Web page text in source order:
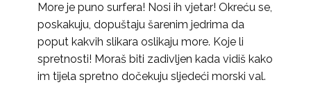
More je puno surfera! Nosi ih vjetar! Okreću se,
poskakuju, dopuštaju šarenim jedrima da
poput kakvih slikara oslikaju more. Koje li
spretnosti! Moraš biti zadivljen kada vidiš kako
im tijela spretno dočekuju sljedeći morski val.